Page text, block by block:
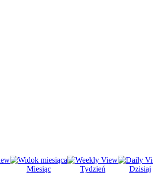
Miesiąc Tydzień Dzisiaj